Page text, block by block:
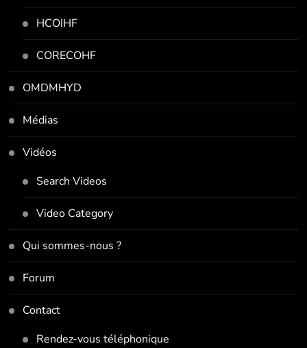
HCOIHF
CORECOHF
OMDMHYD
Médias
Vidéos
Search Videos
Video Category
Qui sommes-nous ?
Forum
Contact
Rendez-vous téléphonique